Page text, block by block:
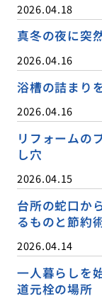
2026.04.18
真冬の夜に突
2026.04.16
浴槽の詰まり
2026.04.16
リフォームの
し穴
2026.04.15
台所の蛇口か
るものと節約
2026.04.14
一人暮らしを
道元栓の場所